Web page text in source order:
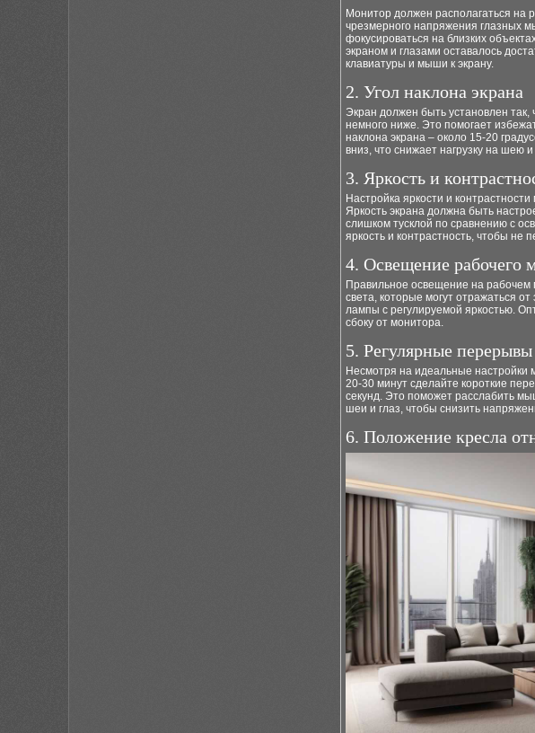
Монитор должен располагаться на
чрезмерного напряжения глазных
фокусироваться на близких
экраном и глазами оставалось
клавиатуры и мыши к экрану.
2. Угол наклона экрана
Экран должен быть установлен так,
немного ниже. Это помогает
наклона экрана – около 15-20
вниз, что снижает нагрузку на шею
3. Яркость и
Настройка яркости и
Яркость экрана должна быть
слишком тусклой по сравнению с
яркость и контрастность, чтобы не
4. Освещение рабочего
Правильное освещение на рабочем
света, которые могут отражаться
лампы с регулируемой яркостью.
сбоку от монитора.
5. Регулярные
Несмотря на идеальные настройки
20-30 минут сделайте короткие
секунд. Это поможет расслабить
шеи и глаз, чтобы снизить
6. Положение кресла